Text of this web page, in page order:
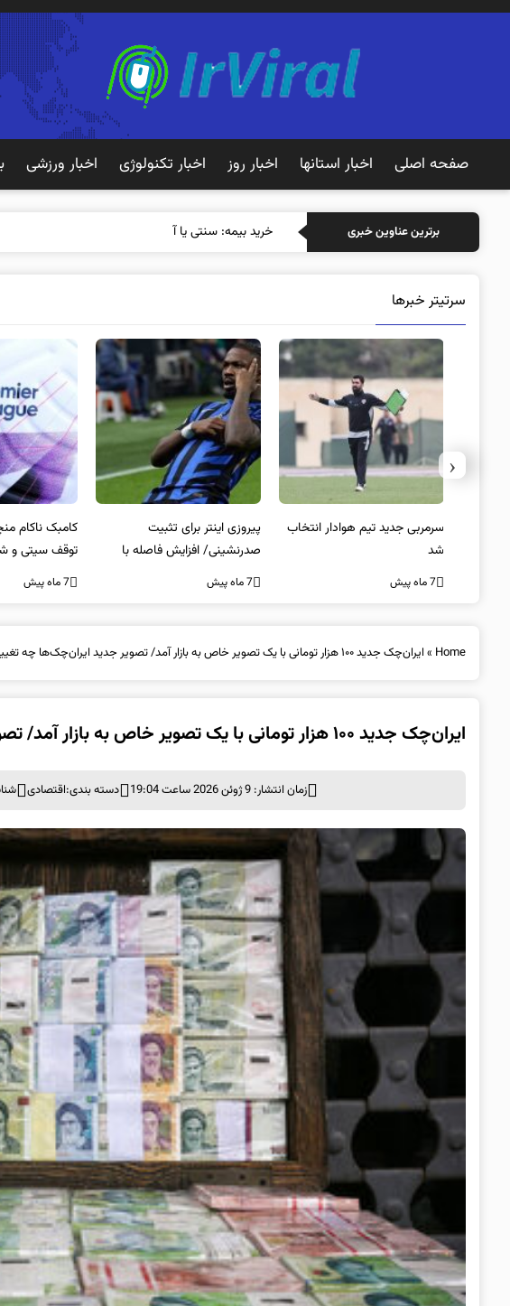
صفحه اصلی اخبار استانها اخبار روز اخبار تکنولوژی اخبار ورزشی
برترین عناوین خبری خرید بیمه: سنتی یا آنلاین؟ کدامیک تجربه به
سرتیتر خبرها
سرمربی جدید تیم هوادار انتخاب
شد
7 ماه پیش
پیروزی اینتر برای تثبیت
صدرنشینی/ افزایش فاصله با
ناپولی
7 ماه پیش
کامبک ناکام
توقف سیتی
7 ماه پیش
‹
Home
» ایران‌چک جدید ۱۰۰ هزار تومانی با یک تصویر خاص به بازار آمد/ تصویر جدید ایران‌چک‌ها چه تغییری کرد؟
ایران‌چک جدید ۱۰۰ هزار تومانی با یک تصویر خاص به بازار آمد/ تصویر جدید ایران‌چک‌ها چه تغییری کرد؟
زمان انتشار: 9 ژوئن 2026 ساعت 19:04 دسته بندی:اقتصادی